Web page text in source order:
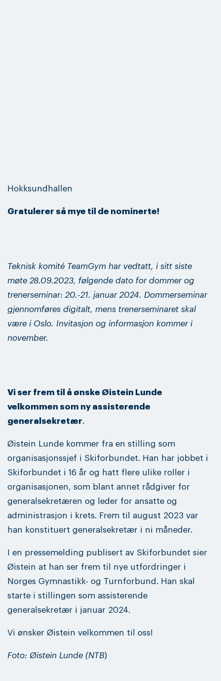
Hokksundhallen
Gratulerer så mye til de nominerte!
Teknisk komité TeamGym har vedtatt, i sitt siste
møte 28.09.2023, følgende dato for dommer og
trenerseminar: 20.-21. januar 2024. Dommerseminar
gjennomføres digitalt, mens trenerseminaret skal
være i Oslo. Invitasjon og informasjon kommer i
november.
Vi ser frem til å ønske Øistein Lunde
velkommen som ny assisterende
generalsekretær.
Øistein Lunde kommer fra en stilling som
organisasjonssjef i Skiforbundet. Han har jobbet i
Skiforbundet i 16 år og hatt flere ulike roller i
organisasjonen, som blant annet rådgiver for
generalsekretæren og leder for ansatte og
administrasjon i krets. Frem til august 2023 var
han konstituert generalsekretær i ni måneder.
I en pressemelding publisert av Skiforbundet sier
Øistein at han ser frem til nye utfordringer i
Norges Gymnastikk- og Turnforbund. Han skal
starte i stillingen som assisterende
generalsekretær i januar 2024.
Vi ønsker Øistein velkommen til oss!
Foto: Øistein Lunde (NTB)